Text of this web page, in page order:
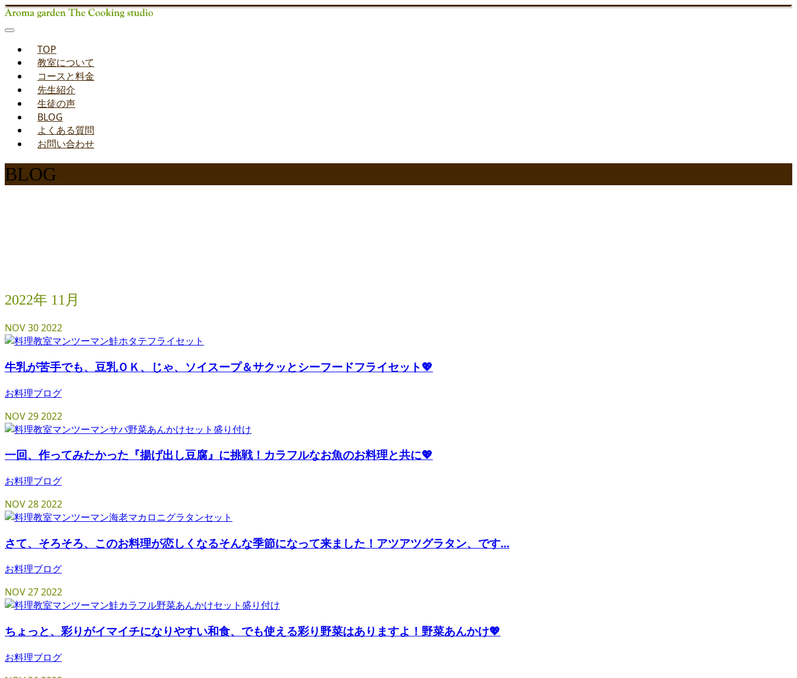
TOP
教室について
コースと料金
先生紹介
生徒の声
BLOG
よくある質問
お問い合わせ
BLOG
2022年 11月
NOV302022
牛乳が苦手でも、豆乳ＯＫ、じゃ、ソイスープ＆サクッとシーフードフライセット💖
お料理ブログ
NOV292022
一回、作ってみたかった『揚げ出し豆腐』に挑戦！カラフルなお魚のお料理と共に💖
お料理ブログ
NOV282022
さて、そろそろ、このお料理が恋しくなるそんな季節になって来ました！アツアツグラタン、です...
お料理ブログ
NOV272022
ちょっと、彩りがイマイチになりやすい和食、でも使える彩り野菜はありますよ！野菜あんかけ💖
お料理ブログ